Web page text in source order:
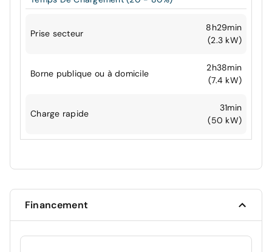
Prise secteur
8h29min
(2.3 kW)
Borne publique ou à domicile
2h38min
(7.4 kW)
Charge rapide
31min
(50 kW)
Financement